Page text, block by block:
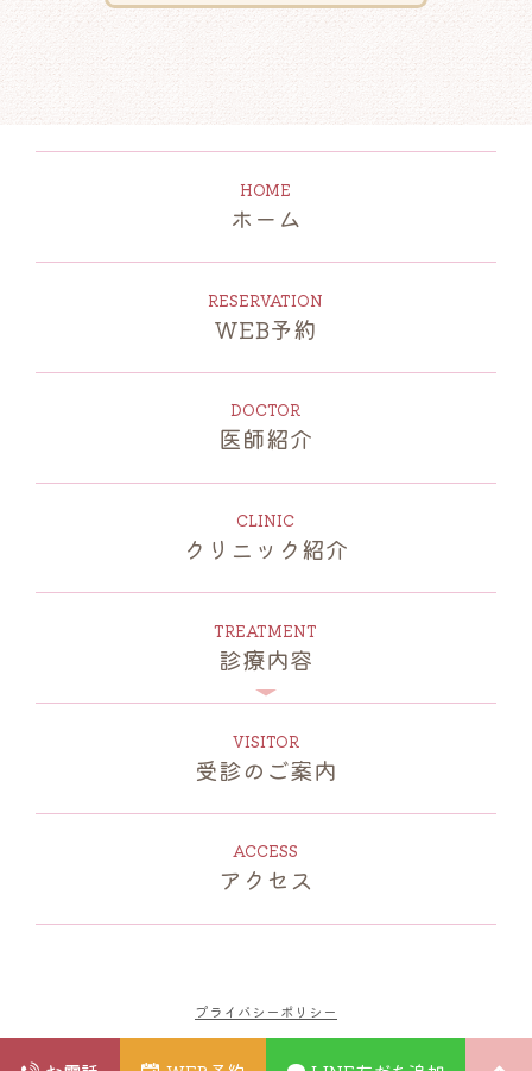
ホーム
WEB予約
医師紹介
クリニック紹介
診療内容
受診のご案内
アクセス
プライバシーポリシー